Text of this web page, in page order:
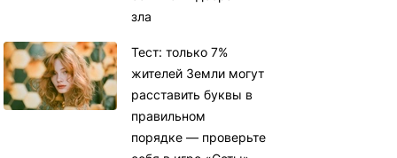
зла
Тест: только 7%
жителей Земли могут
расставить буквы в
правильном
порядке — проверьте